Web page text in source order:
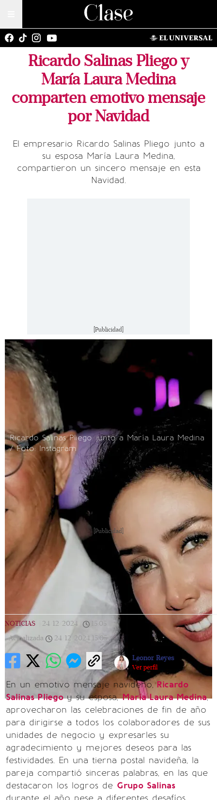
Ricardo Salinas Pliego y
María Laura Medina
comparten emotivo mensaje
por Navidad
El empresario Ricardo Salinas Pliego junto a
su esposa María Laura Medina,
compartieron un sincero mensaje en esta
Navidad.
[Publicidad]
Ricardo Salinas Pliego junto a María Laura Medina
/ Foto: Instagram
[Publicidad]
NOTICIAS 24/12/2024 15:05
Actualizada
24/12/2024 15:05
Leonor Reyes
Ver perfil
En un emotivo mensaje navideño,Ricardo
Salinas Pliegoy su esposa,María Laura Medina,
aprovecharon las celebraciones de fin de año
para dirigirse a todos los colaboradores de sus
unidades de negocio y expresarles su
agradecimiento y mejores deseos para las
festividades. En una tierna postal navideña, la
pareja compartió sinceras palabras, en las que
destacaron los logros de Grupo Salinas